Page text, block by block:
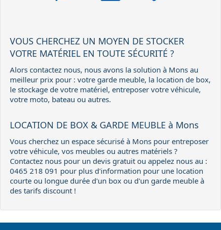
VOUS CHERCHEZ UN MOYEN DE STOCKER
VOTRE MATÉRIEL EN TOUTE SÉCURITÉ ?
Alors contactez nous, nous avons la solution à Mons au
meilleur prix pour : votre garde meuble, la location de box,
le stockage de votre matériel, entreposer votre véhicule,
votre moto, bateau ou autres.
LOCATION DE BOX & GARDE MEUBLE à Mons
Vous cherchez un espace sécurisé à Mons pour entreposer
votre véhicule, vos meubles ou autres matériels ?
Contactez nous pour un devis gratuit ou appelez nous au :
0465 218 091 pour plus d'information pour une location
courte ou longue durée d'un box ou d'un garde meuble à
des tarifs discount !